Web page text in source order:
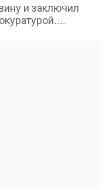
и заключил